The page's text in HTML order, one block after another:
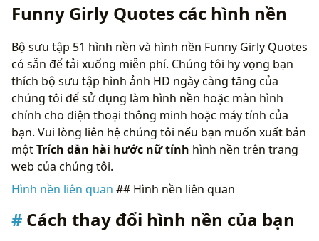
Funny Girly Quotes các hình nền
Bộ sưu tập 51 hình nền và hình nền Funny Girly Quotes
có sẵn để tải xuống miễn phí. Chúng tôi hy vọng bạn
thích bộ sưu tập hình ảnh HD ngày càng tăng của
chúng tôi để sử dụng làm hình nền hoặc màn hình
chính cho điện thoại thông minh hoặc máy tính của
bạn. Vui lòng liên hệ chúng tôi nếu bạn muốn xuất bản
mộtTrích dẫn hài hước nữ tính hình nền trên trang
web của chúng tôi.
Hình nền liên quan ## Hình nền liên quan
Cách thay đổi hình nền của bạn